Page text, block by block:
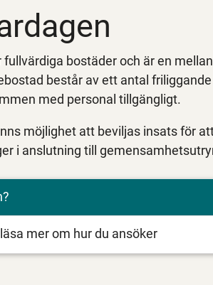
fullvärdiga bostäder och är en
består av ett antal
med personal tillgängligt.
möjlighet att beviljas insats för
i anslutning till
mer om hur du ansöker